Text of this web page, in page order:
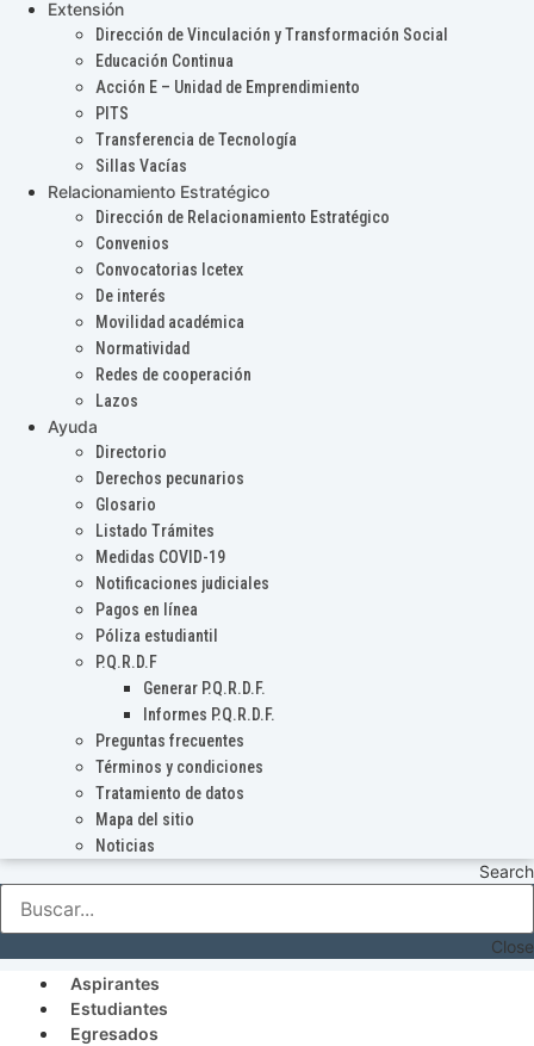
Extensión
Dirección de Vinculación y Transformación Social
Educación Continua
Acción E – Unidad de Emprendimiento
PITS
Transferencia de Tecnología
Sillas Vacías
Relacionamiento Estratégico
Dirección de Relacionamiento Estratégico
Convenios
Convocatorias Icetex
De interés
Movilidad académica
Normatividad
Redes de cooperación
Lazos
Ayuda
Directorio
Derechos pecunarios
Glosario
Listado Trámites
Medidas COVID-19
Notificaciones judiciales
Pagos en línea
Póliza estudiantil
P.Q.R.D.F
Generar P.Q.R.D.F.
Informes P.Q.R.D.F.
Preguntas frecuentes
Términos y condiciones
Tratamiento de datos
Mapa del sitio
Noticias
Search
Close
Aspirantes
Estudiantes
Egresados